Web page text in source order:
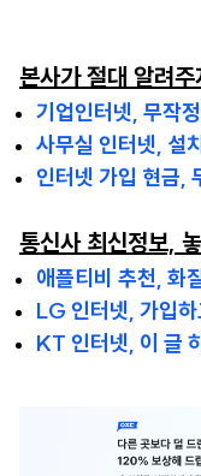
본사가 절대 알려
기업인터넷, 무작
사무실 인터넷, 설
인터넷 가입 현금,
통신사 최신정보,
애플티비 추천, 화
LG 인터넷, 가입
KT 인터넷, 이 글